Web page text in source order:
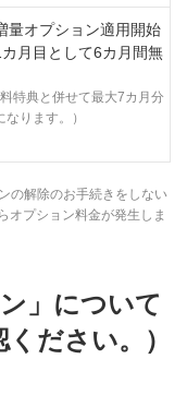
量オプション適用開始
月目として6カ月間無
料特典と併せて最大7カ月分
なります。）
解除のお手続きをしない
オプション料金が発生しま
」について
ださい。）